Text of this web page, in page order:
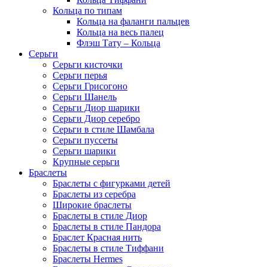
Кольца по типам
Кольца на фаланги пальцев
Кольца на весь палец
Флэш Тату – Кольца
Серьги
Серьги кисточки
Серьги перья
Серьги Грисогоно
Серьги Шанель
Серьги Диор шарики
Серьги Диор серебро
Серьги в стиле Шамбала
Серьги пуссеты
Серьги шарики
Крупные серьги
Браслеты
Браслеты с фигурками детей
Браслеты из серебра
Широкие браслеты
Браслеты в стиле Диор
Браслеты в стиле Пандора
Браслет Красная нить
Браслеты в стиле Тиффани
Браслеты Hermes